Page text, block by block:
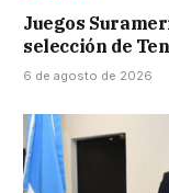
Juegos
selección de
6 de agosto de 2026